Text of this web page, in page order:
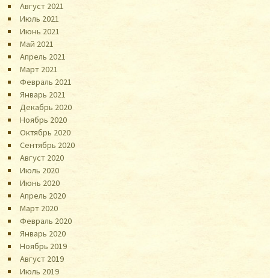
Август 2021
Июль 2021
Июнь 2021
Май 2021
Апрель 2021
Март 2021
Февраль 2021
Январь 2021
Декабрь 2020
Ноябрь 2020
Октябрь 2020
Сентябрь 2020
Август 2020
Июль 2020
Июнь 2020
Апрель 2020
Март 2020
Февраль 2020
Январь 2020
Ноябрь 2019
Август 2019
Июль 2019